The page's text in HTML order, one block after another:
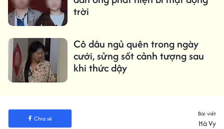
trời
Cô dâu ngủ quên trong ngày
cưới, sửng sốt cảnh tượng sau
khi thức dậy
Chia sẻ
Bài viết
Hà Vy